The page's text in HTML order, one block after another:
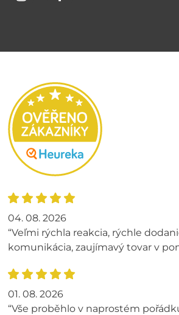
04. 08. 2026
“Veľmi rýchla reakcia, rýchle
komunikácia, zaujímavý tovar v
01. 08. 2026
“Vše proběhlo v naprostém